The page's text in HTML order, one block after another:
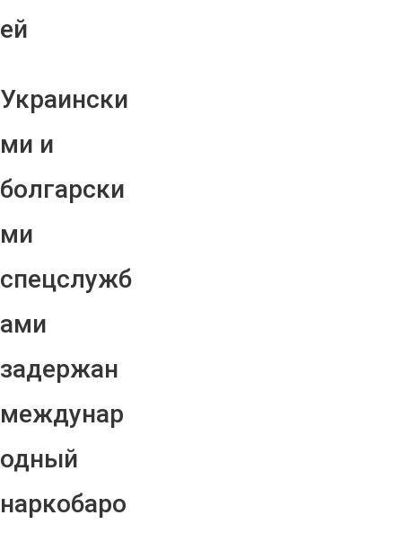
ей
Украински
ми и
болгарски
ми
спецслужб
ами
задержан
междунар
одный
наркобаро